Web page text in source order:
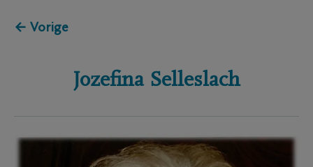
← Vorige
Jozefina Selleslach